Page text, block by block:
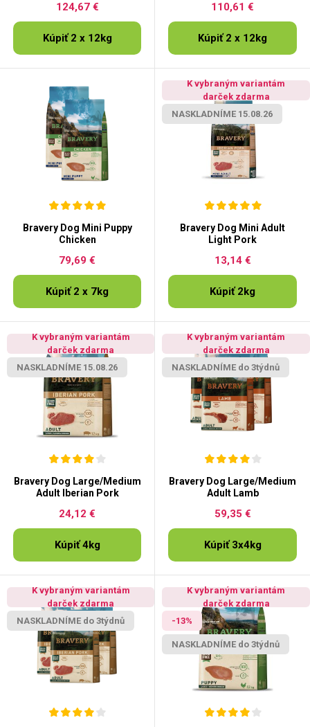
124,67 €
Kúpiť 2 x 12kg
110,61 €
Kúpiť 2 x 12kg
Bravery Dog Mini Puppy
Chicken
79,69 €
Kúpiť 2 x 7kg
K vybraným variantám
darček zdarma
NASKLADNÍME 15.08.26
Bravery Dog Mini Adult
Light Pork
13,14 €
Kúpiť 2kg
K vybraným variantám
darček zdarma
NASKLADNÍME 15.08.26
Bravery Dog Large/Medium
Adult Iberian Pork
24,12 €
Kúpiť 4kg
K vybraným variantám
darček zdarma
NASKLADNÍME do 3týdnů
Bravery Dog Large/Medium
Adult Lamb
59,35 €
Kúpiť 3x4kg
K vybraným variantám
darček zdarma
NASKLADNÍME do 3týdnů
K vybraným variantám
darček zdarma
-13%
NASKLADNÍME do 3týdnů